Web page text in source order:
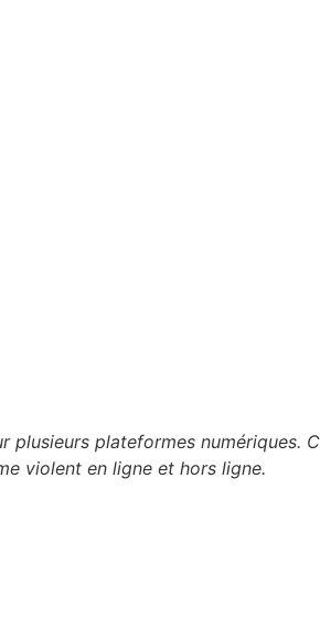
plateformes numériques.
violent en ligne et hors ligne.